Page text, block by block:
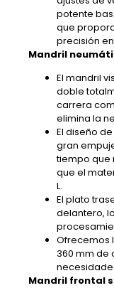
potente
que
precisión
Mandril
El mandril
doble
carrera
elimina la
El diseño
gran
tiempo que
que el
L.
El plato
delantero,
Ofrecemos
360 mm de
Mandril frontal